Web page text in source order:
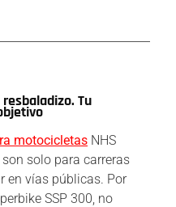
Tu
motocicletas NHS
solo para carreras
en vías públicas. Por
SSP 300, no